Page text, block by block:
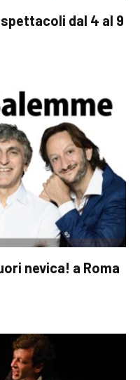
dal 4 al 9
nevica! a Roma